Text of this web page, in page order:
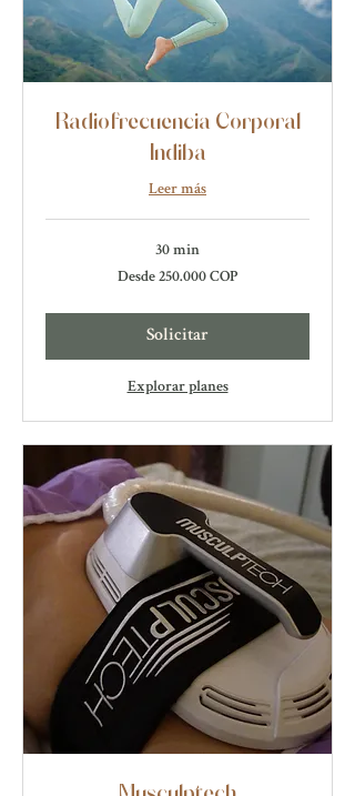
Radiofrecuencia Corporal
Indiba
Leer más
30 min
Desde 250.000 COP
Solicitar
Explorar planes